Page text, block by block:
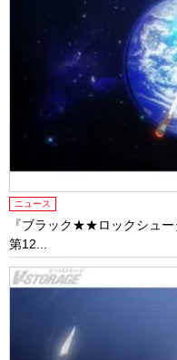
ニュース
『ブラック★★ロックシュ
第12...